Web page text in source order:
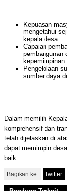
Kepuasan
mengetahui
kepala desa.
Capaian
pembangunan
kepemimpinan
Pengelolaan
sumber daya
Dalam memilih
komprehensif dan
telah dijelaskan di
dapat memimpin
baik.
Bagikan ke: Twitter